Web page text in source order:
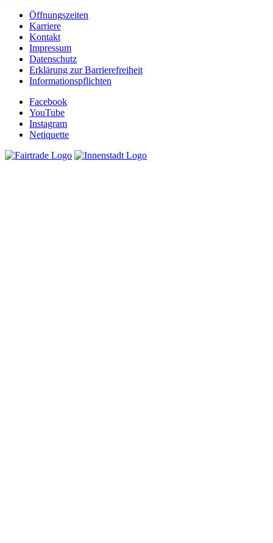
Öffnungszeiten
Karriere
Kontakt
Impressum
Datenschutz
Erklärung zur Barrierefreiheit
Informationspflichten
Facebook
YouTube
Instagram
Netiquette